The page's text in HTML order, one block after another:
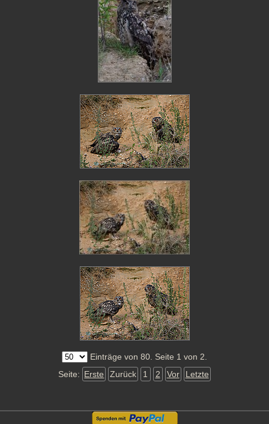
Einträge von 80. Seite 1 von 2.
Seite: Erste Zurück 1 2 Vor Letzte